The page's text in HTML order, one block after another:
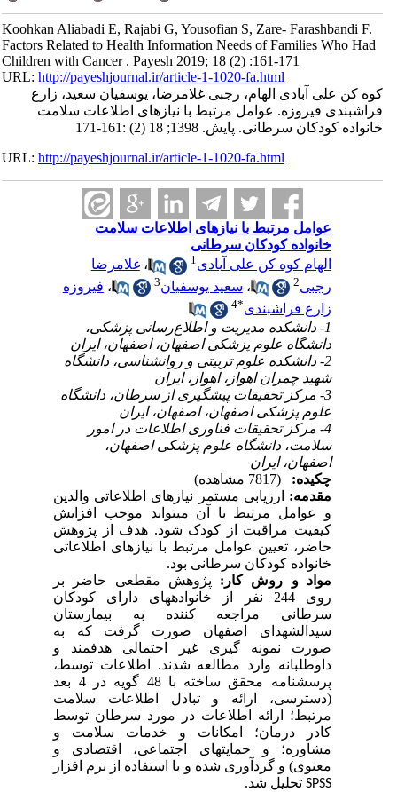
Koohkan Aliabadi E, Rajabi G, Yousofian S, Zare- Farashbandi F.
Factors Related to Health Information Needs of Families Who Had
Children with Cancer . Payesh 2019; 18 (2) :161-171
URL:http://payeshjournal.ir/article-1-1020-fa.html
کوه کن علی آبادی الهام، رجبی غلامرضا، یوسفیان سعید، زارع
فراشبندی فیروزه. عوامل مرتبط با نیازهای اطلاعات سلامت
خانواده کودکان سرطانی. پایش. 1398; 18 (2) :161-171
URL:http://payeshjournal.ir/article-1-1020-fa.html
عوامل مرتبط با نیازهای اطلاعات سلامت
خانواده کودکان سرطانی
الهام کوه کن علی آبادی1 ،غلامرضا
رجبی
،سعید یوسفیان 3 ،فیروزه
زارع فراشبندی
4
1- دانشکده مدیریت و اطلاع‌رسانی پزشکی،
دانشگاه علوم پزشکی اصفهان، اصفهان، ایران
2- دانشکده علوم تربیتی و روانشناسی، دانشگاه
شهید چمران اهواز، اهواز، ایران
3- مرکز تحقیقات پیشگیری از سرطان، دانشگاه
علوم پزشکی اصفهان، اصفهان، ایران
4- مرکز تحقیقات فناوری اطلاعات در امور
سلامت، دانشگاه علوم پزشکی اصفهان،
اصفهان، ایران
چکیده:
مقدمه: ارزیابی مستمر نیازهای اطلاعاتی والدین
و عوامل مرتبط با آن می­تواند موجب افزایش
کیفیت مراقبت از کودک شود. هدف از پژوهش
حاضر، تعیین عوامل مرتبط با نیازهای اطلاعاتی
خانواده کودکان سرطانی بود.
مواد و روش کار: پژوهش مقطعی حاضر بر
روی­ 244 نفر از خانواده­­های دارای کودکان
سرطانی مراجعه­ کننده به بیمارستان
سیدالشهدای اصفهان صورت گرفت که به
صورتنمونه­ گیری غیر احتمالی هدفمندو
داوطلبانه وارد مطالعه شدند.اطلاعات توسط،
پرسشنامه محقق ­ساخته با 48 گویه در 4 بعد
(دسترسی، ارائه و تبادل اطلاعات سلامت
مرتبط؛ ارائه اطلاعات در مورد سرطان توسط
کادر درمان؛ امکانات و خدمات سلامت و
مشاوره؛ و حمایت­های اجتماعی، اقتصادی و
معنوی)و گردآوری شده و با استفاده از نرم افزار
SPSSتحلیل شد.